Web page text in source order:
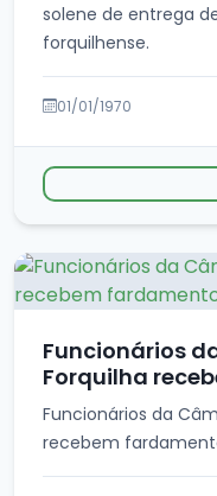
solene de entrega
forquilhense.
01/01/1970
Funcionários
Forquilha
Funcionários da
recebem